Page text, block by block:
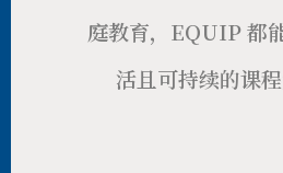
庭教育， EQUIP都
活且可持续的课程